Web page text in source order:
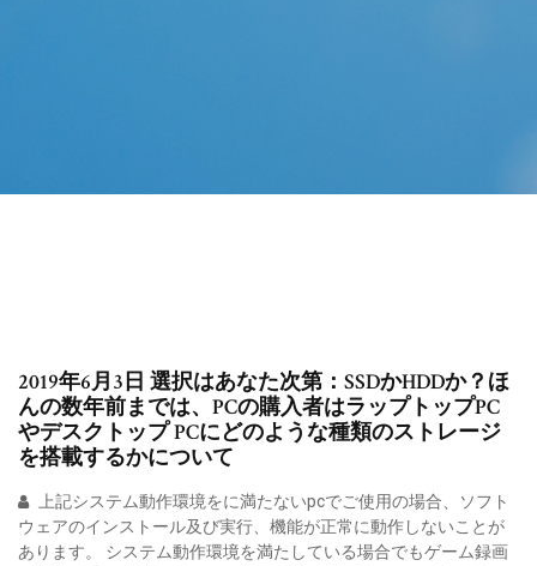
2019年6月3日 選択はあなた次第：SSDかHDDか？ほ
んの数年前までは、PCの購入者はラップトップPC
やデスクトップ PCにどのような種類のストレージ
を搭載するかについて
上記システム動作環境をに満たないpcでご使用の場合、ソフト
ウェアのインストール及び実行、機能が正常に動作しないことが
あります。 システム動作環境を満たしている場合でもゲーム録画